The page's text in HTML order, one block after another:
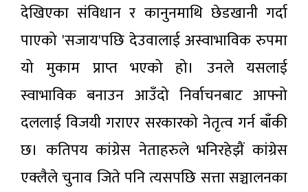
देखिएका संविधान र कानुनमाथि छेडखानी गर्दा
पाएको 'सजाय'पछि देउवालाई अस्वाभाविक रुपमा
यो मुकाम प्राप्त भएको हो। उनले यसलाई
स्वाभाविक बनाउन आउँदो निर्वाचनबाट आफ्नो
दललाई विजयी गराएर सरकारको नेतृत्व गर्न बाँकी
छ। कतिपय कांग्रेस नेताहरुले भनिरहेझैं कांग्रेस
एक्लैले चुनाव जिते पनि त्यसपछि सत्ता सञ्चालनका